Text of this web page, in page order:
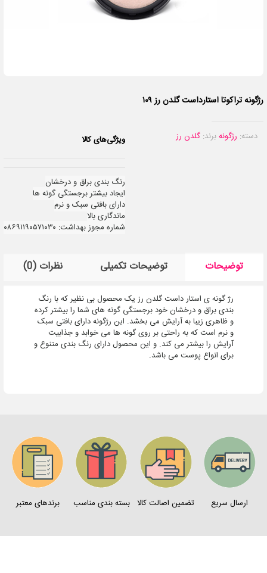
رژگونه تراکوتا استارداست گلدن رز ۱۰۹
ویژگی‌های کالا
رنگ بندی براق و درخشان
ایجاد بیشتر برجستگی گونه ها
دارای بافتی سبک و نرم
ماندگاری بالا
شماره مجوز بهداشت: ۰۸۶۹۱۱۹۰۵۷۱۰۳۰
دسته: رژگونهبرند: گلدن رز
توضیحات توضیحات تکمیلی نظرات (0)
رژ گونه ی استار داست گلدن رز یک محصول بی نظیر که با رنگ
بندی براق و درخشان خود برجستگی گونه های شما را بیشتر کرده
و ظاهری زیبا به آرایش می بخشد. این رژگونه دارای بافتی سبک
و نرم است که به راحتی بر روی گونه ها می خوابد و جذابیت
آرایش را بیشتر می کند. و این محصول دارای رنگ بندی متنوع و
برای انواع پوست می باشد.
ارسال سریع تضمین اصالت کالا بسته بندی مناسب برندهای معتبر